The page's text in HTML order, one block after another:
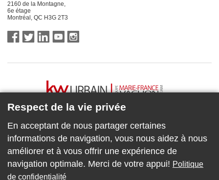
2160 de la Montagne,
6e étage
Montréal, QC H3G 2T3
Respect de la vie privée
En acceptant de nous partager certaines
informations de navigation, vous nous aidez à nous
améliorer et à vous offrir une expérience de
navigation optimale. Merci de votre appui! Politique
de confidentialité